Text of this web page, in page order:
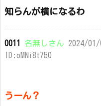
知らんが横になるわ
0011 名無しさん 2024/
ID:oMNi8t750
うーん？